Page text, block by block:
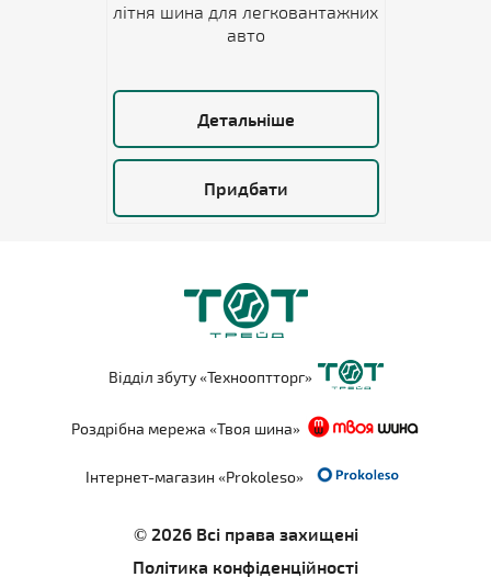
літня шина для легковантажних
авто
Детальніше
Придбати
Відділ збуту «Технооптторг»
Роздрібна мережа «Твоя шина»
Інтернет-магазин «Prokoleso»
© 2026 Всі права захищені
Політика конфіденційності